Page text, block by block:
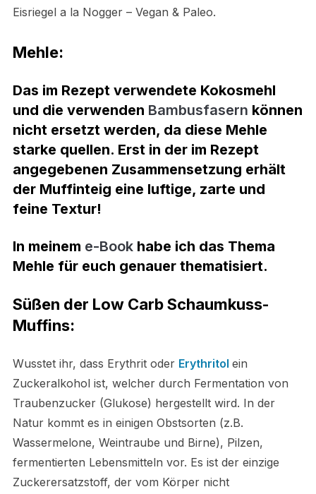
Eisriegel a la Nogger – Vegan & Paleo.
Mehle:
Das im Rezept verwendete Kokosmehl
und die verwenden Bambusfasern können
nicht ersetzt werden, da diese Mehle
starke quellen. Erst in der im Rezept
angegebenen Zusammensetzung erhält
der Muffinteig eine luftige, zarte und
feine Textur!
In meinem e-Bookhabe ich das Thema
Mehle für euch genauer thematisiert.
Süßen der Low Carb Schaumkuss-
Muffins:
Wusstet ihr, dass Erythrit oder Erythritol ein
Zuckeralkohol ist, welcher durch Fermentation von
Traubenzucker (Glukose) hergestellt wird. In der
Natur kommt es in einigen Obstsorten (z.B.
Wassermelone, Weintraube und Birne), Pilzen,
fermentierten Lebensmitteln vor. Es ist der einzige
Zucker­ersatzstoff, der vom Körper nicht